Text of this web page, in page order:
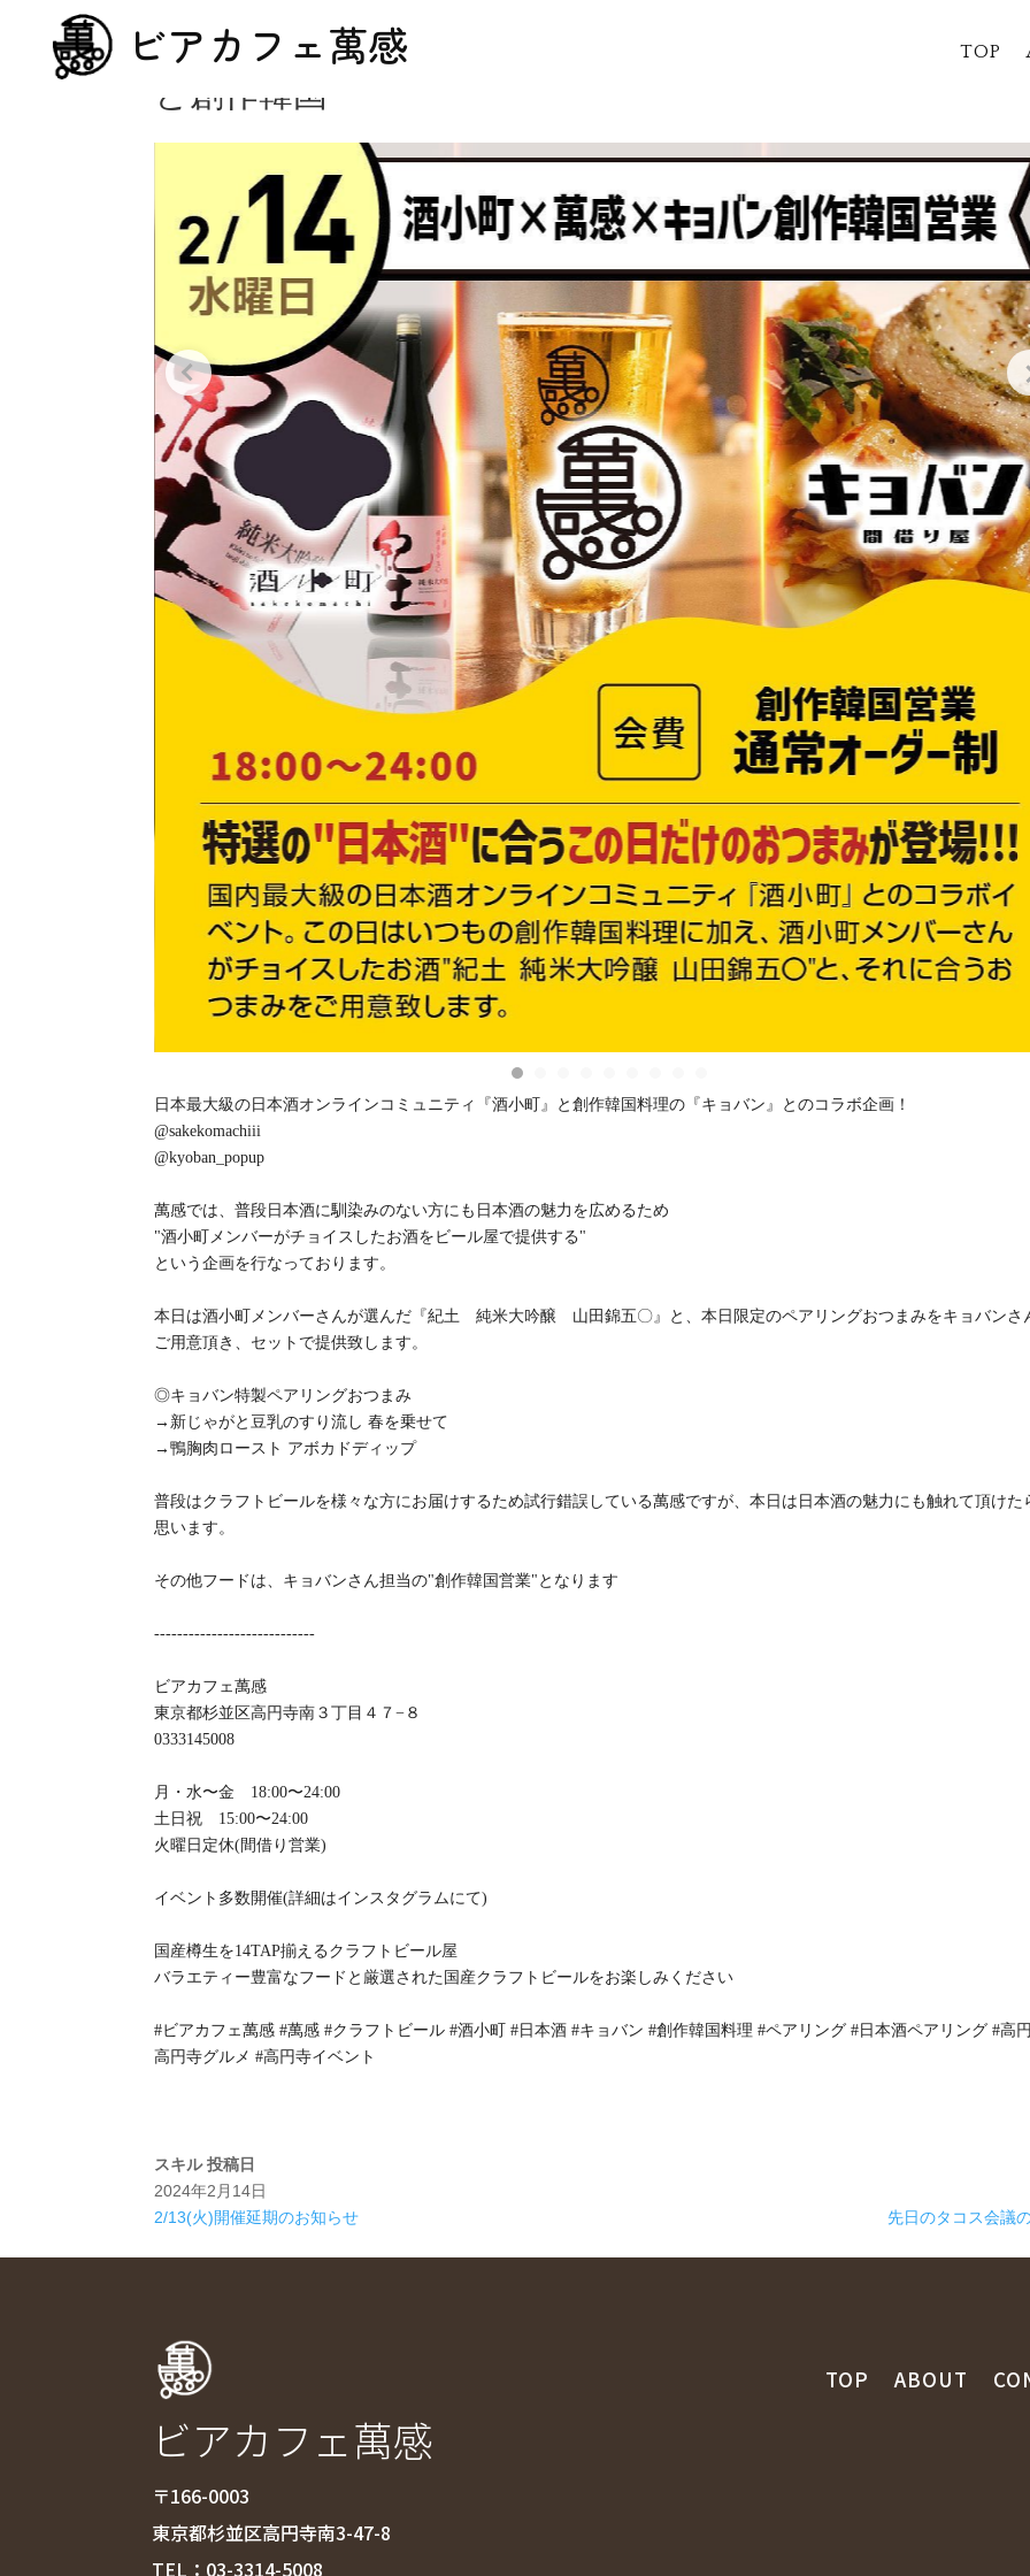
ビアカフェ萬感 TOP
日本最大級の日本酒オンラインコミュニティ『酒小町』
と創作韓国
日本最大級の日本酒オンラインコミュニティ『酒小町』と創作韓国料理の『キョバン』とのコラボ企画！
@sakekomachiii
@kyoban_popup
萬感では、普段日本酒に馴染みのない方にも日本酒の魅力を広めるため
"酒小町メンバーがチョイスしたお酒をビール屋で提供する"
という企画を行なっております。
本日は酒小町メンバーさんが選んだ『紀土 純米大吟醸 山田錦五〇』と、本日限定のペアリングおつまみをキョバンさ
ご用意頂き、セットで提供致します。
◎キョバン特製ペアリングおつまみ
→新じゃがと豆乳のすり流し 春を乗せて
→鴨胸肉ロースト アボカドディップ
普段はクラフトビールを様々な方にお届けするため試行錯誤している萬感ですが、本日は日本酒の魅力にも触れて頂けた
思います。
その他フードは、キョバンさん担当の"創作韓国営業"となります
----------------------------
ビアカフェ萬感
東京都杉並区高円寺南３丁目４７−８
0333145008
月・水〜金 18:00〜24:00
土日祝 15:00〜24:00
火曜日定休(間借り営業)
イベント多数開催(詳細はインスタグラムにて)
国産樽生を14TAP揃えるクラフトビール屋
バラエティー豊富なフードと厳選された国産クラフトビールをお楽しみください
#ビアカフェ萬感 #萬感 #クラフトビール #酒小町 #日本酒 #キョバン #創作韓国料理 #ペアリング #日本酒ペアリング #高
高円寺グルメ #高円寺イベント
スキル 投稿日
2024年2月14日
2/13(火)開催延期のお知らせ
先日のタコス会議
ビアカフェ萬感
〒166-0003
東京都杉並区高円寺南3-47-8
TEL： 03-3314-5008
TOP ABOUT